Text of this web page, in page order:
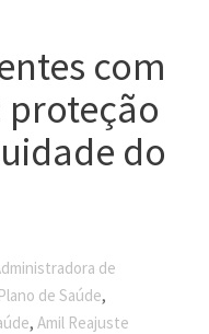
com
proteção
do
de
de Saúde,
, Amil Reajuste